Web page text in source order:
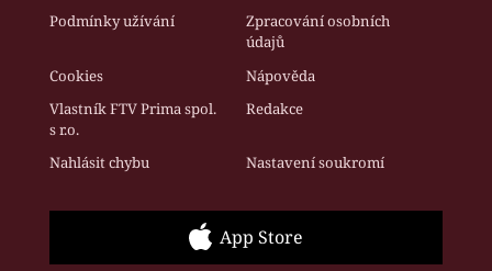
Podmínky užívání
Zpracování osobních
údajů
Cookies
Nápověda
Vlastník FTV Prima spol.
s r.o.
Redakce
Nahlásit chybu Nastavení soukromí
App Store